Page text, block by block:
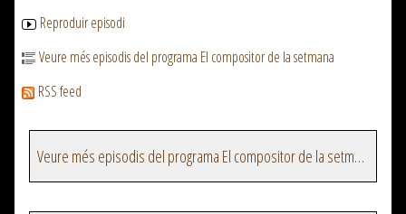
Reproduir episodi
Veure més episodis del programa El compositor de la setmana
RSS feed
Veure més episodis del programa El compositor de la setmana